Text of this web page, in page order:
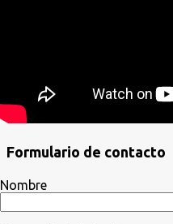
Formulario de contacto
Nombre